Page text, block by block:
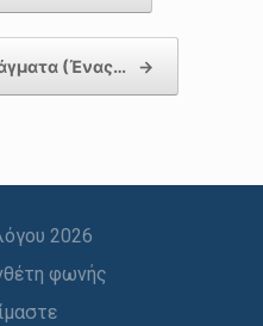
(Ένας… →
2026
φωνής